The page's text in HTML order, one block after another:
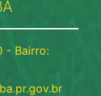
- Bairro: